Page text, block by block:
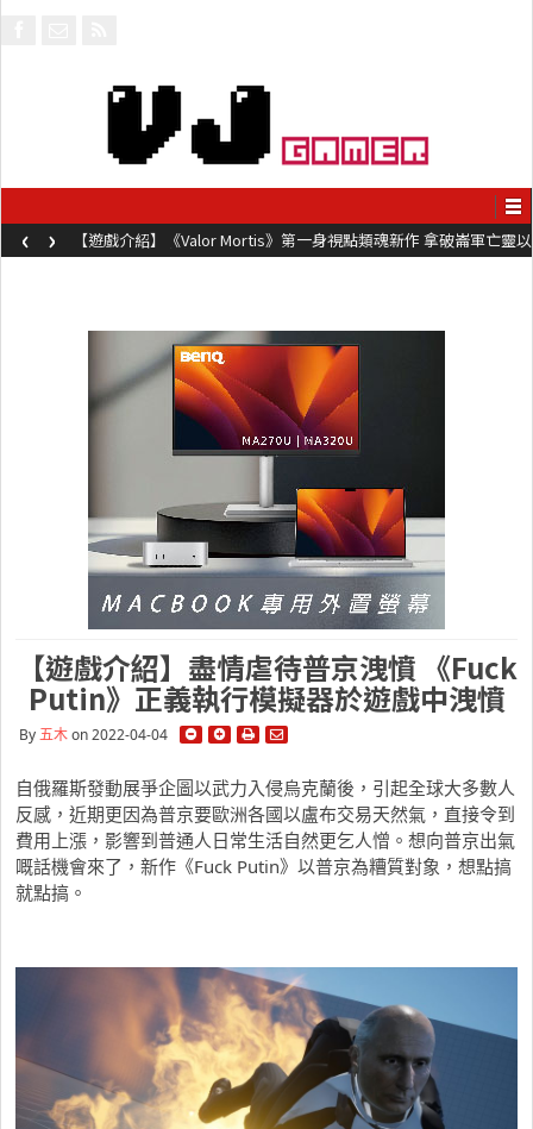
【遊戲介紹】《Valor Mortis》第一身視點類魂新作 拿破崙軍亡靈以
槍械劍與魔法殺敵
‹ ›
【遊戲介紹】盡情虐待普京洩憤 《Fuck
Putin》正義執行模擬器於遊戲中洩憤
By五木on 2022-04-04
自俄羅斯發動展爭企圖以武力入侵烏克蘭後，引起全球大多數人
反感，近期更因為普京要歐洲各國以盧布交易天然氣，直接令到
費用上漲，影響到普通人日常生活自然更乞人憎。想向普京出氣
嘅話機會來了，新作《Fuck Putin》以普京為糟質對象，想點搞
就點搞。